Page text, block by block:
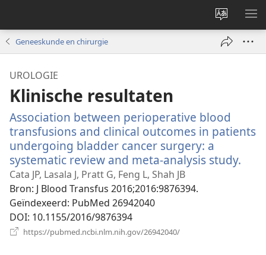
Taal
site
wijzigen
Geneeskunde en chirurgie
UROLOGIE
Klinische resultaten
Association between perioperative blood
transfusions and clinical outcomes in patients
undergoing bladder cancer surgery: a
systematic review and meta-analysis study.
Cata JP, Lasala J, Pratt G, Feng L, Shah JB
Bron‎: J Blood Transfus 2016;2016:9876394.
Geïndexeerd‎: PubMed 26942040
DOI‎: 10.1155/2016/9876394
https://pubmed.ncbi.nlm.nih.gov/26942040/